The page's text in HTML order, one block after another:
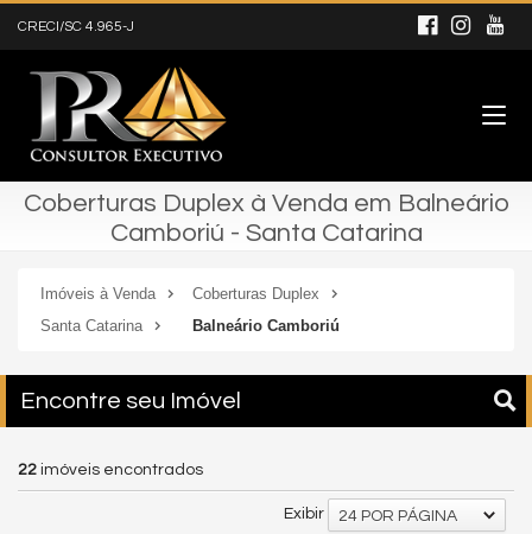
CRECI/SC 4.965-J
Coberturas Duplex à Venda em Balneário
Camboriú - Santa Catarina
Imóveis à Venda
Coberturas Duplex
Santa Catarina
Balneário Camboriú
Encontre seu Imóvel
22 imóveis encontrados
Exibir 24 POR PÁGINA